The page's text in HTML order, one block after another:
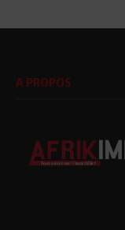
A PROPOS